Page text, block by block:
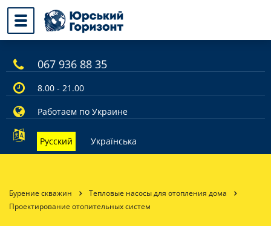
067 936 88 35
8.00 - 21.00
Работаем по Украине
Русский Українська
Бурение скважин
Тепловые насосы для отопления дома
Проектирование отопительных систем